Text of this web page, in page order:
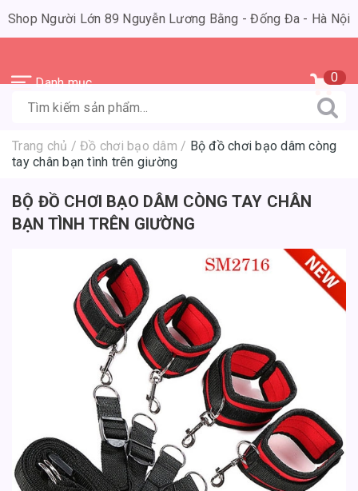
Shop Người Lớn 89 Nguyễn Lương Bằng - Đống Đa - Hà Nội
Danh mục 0
Trang chủ / Đồ chơi bạo dâm / Bộ đồ chơi bạo dâm còng
tay chân bạn tình trên giường
BỘ ĐỒ CHƠI BẠO DÂM CÒNG TAY CHÂN
BẠN TÌNH TRÊN GIƯỜNG